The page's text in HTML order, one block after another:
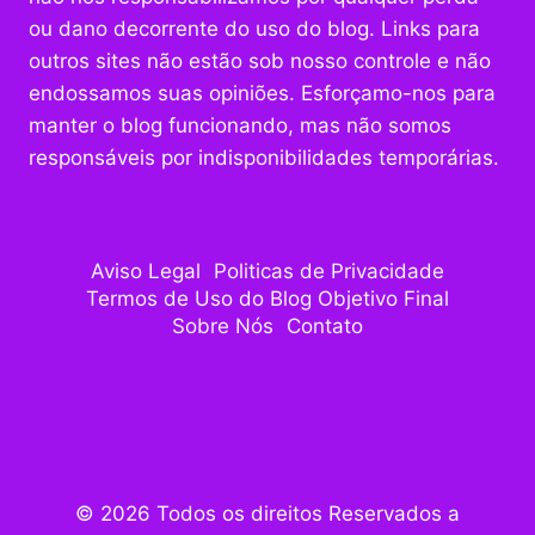
ou dano decorrente do uso do blog. Links para
outros sites não estão sob nosso controle e não
endossamos suas opiniões. Esforçamo-nos para
manter o blog funcionando, mas não somos
responsáveis por indisponibilidades temporárias.
Aviso Legal
Politicas de Privacidade
Termos de Uso do Blog Objetivo Final
Sobre Nós
Contato
© 2026 Todos os direitos Reservados a